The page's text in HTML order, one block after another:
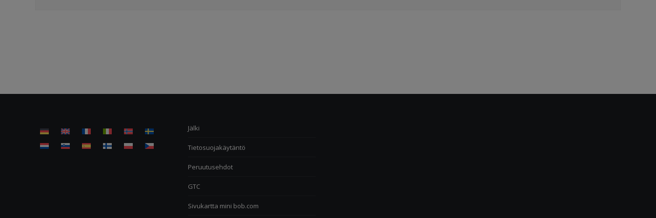
Jälki
Tietosuojakäytäntö
Peruutusehdot
GTC
Sivukartta mini bob.com